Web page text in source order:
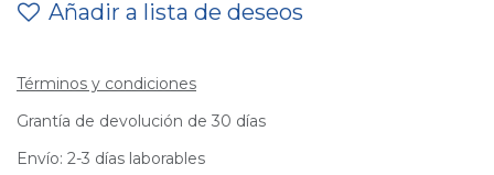
Añadir a lista de deseos
Términos y condiciones
Grantía de devolución de 30 días
Envío: 2-3 días laborables